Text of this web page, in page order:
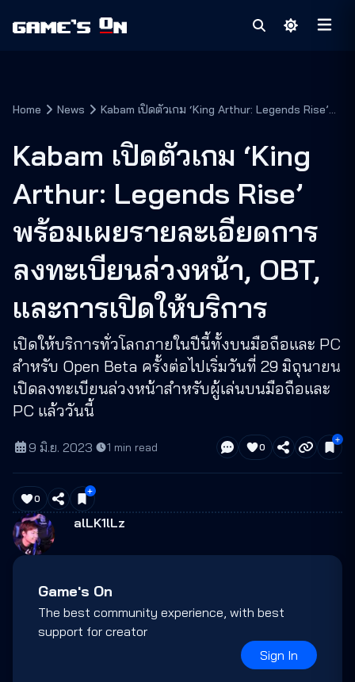
Home News
Kabam เปิดตัวเกม ‘King Arthur: Legends Rise’
และการเปิดให้บริการ
Kabam เปิดตัวเกม ‘King
Arthur: Legends Rise’
พร้อมเผยรายละเอียดการ
ลงทะเบียนล่วงหน้า, OBT,
และการเปิดให้บริการ
เปิดให้บริการทั่วโลกภายในปีนี้ทั้งบนมือถือและ PC
สำหรับ Open Beta ครั้งต่อไปเริ่มวันที่ 29 มิถุนายน
เปิดลงทะเบียนล่วงหน้าสำหรับผู้เล่นบนมือถือและ
PC แล้ววันนี้
9 มิ.ย. 2023· 1 min read 0
0
alLK1lLz
Game's On
The best community experience, with best
support for creator
Sign In